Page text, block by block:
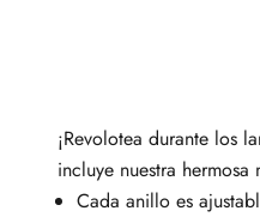
¡Revolotea durante los
incluye nuestra
Cada anillo es